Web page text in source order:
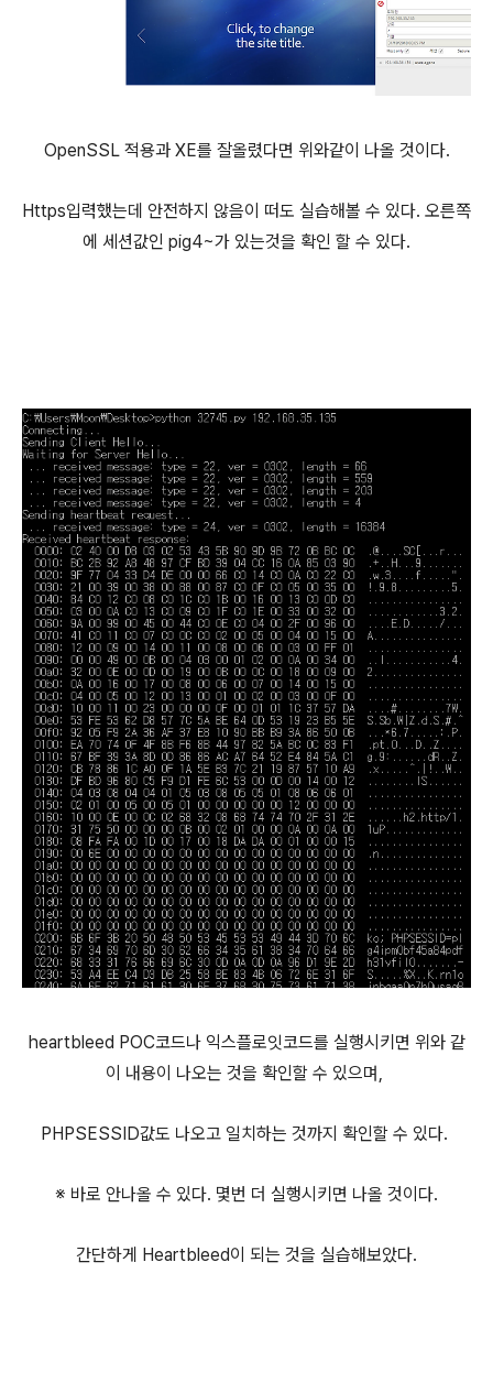
OpenSSL 적용과 XE를 잘올렸다면 위와같이 나올 것이다.
Https입력했는데 안전하지 않음이 떠도 실습해볼 수 있다. 오른쪽
에 세션값인 pig4~가 있는것을 확인 할 수 있다.
heartbleed POC코드나 익스플로잇코드를 실행시키면 위와 같
이 내용이 나오는 것을 확인할 수 있으며,
PHPSESSID값도 나오고 일치하는 것까지 확인할 수 있다.
※ 바로 안나올 수 있다. 몇번 더 실행시키면 나올 것이다.
간단하게 Heartbleed이 되는 것을 실습해보았다.